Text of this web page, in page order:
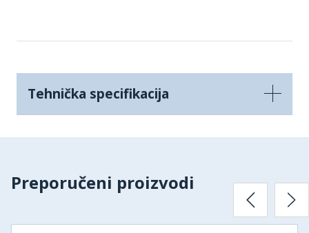
Tehnička specifikacija
Preporučeni proizvodi